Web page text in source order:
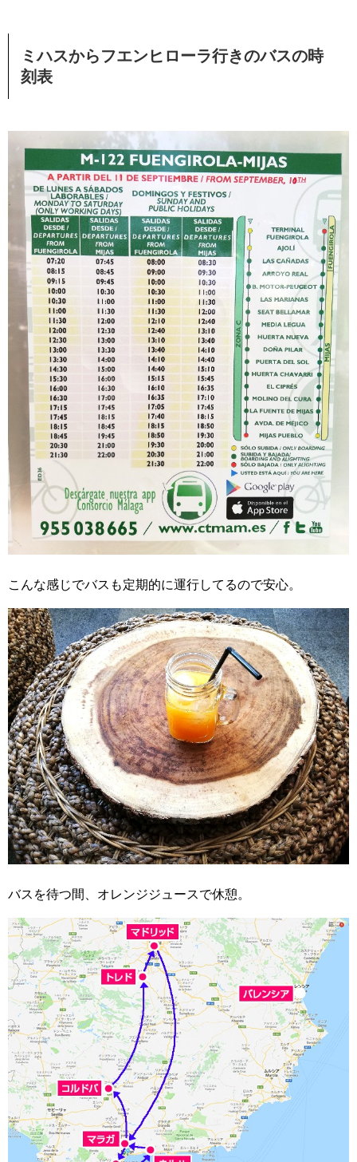
ミハスからフエンヒローラ行きのバスの時
刻表
こんな感じでバスも定期的に運行してるので安心。
バスを待つ間、オレンジジュースで休憩。